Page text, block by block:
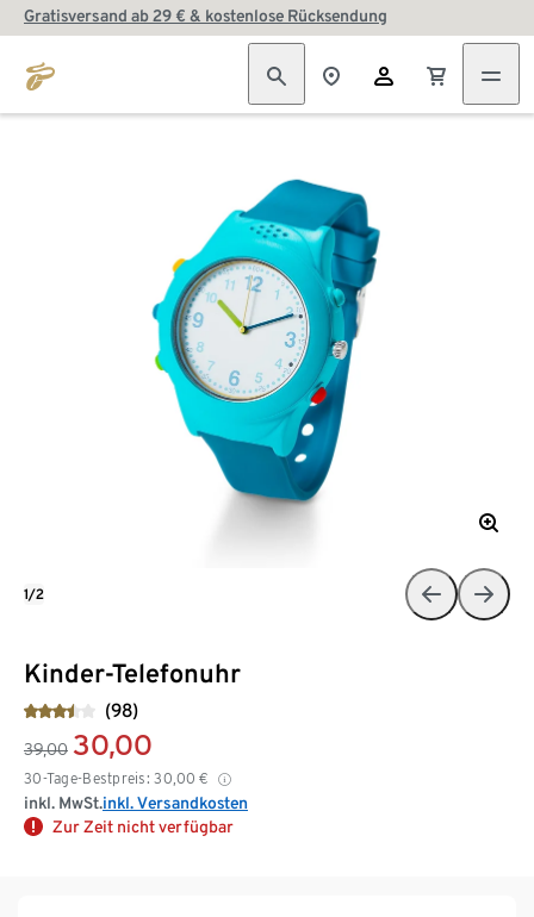
Gratisversand ab 29 € & kostenlose Rücksendung
Kinder-Telefonuhr
(98)
39,00 30,00
30-Tage-Bestpreis: 30,00 €
inkl. MwSt.inkl. Versandkosten
Zur Zeit nicht verfügbar
1/2